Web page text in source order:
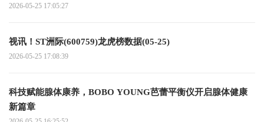
2026-05-25 17:05:27
视讯！ST洲际(600759)龙虎榜数据(05-25)
2026-05-25 17:08:39
科技赋能腺体康养，BOBO YOUNG芭蕾平衡仪开启腺体健康
新篇章